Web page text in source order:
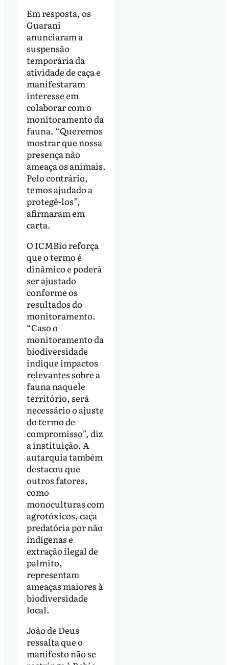
Em resposta, os
Guarani
anunciaram a
suspensão
temporária da
atividade de caça e
manifestaram
interesse em
colaborar com o
monitoramento da
fauna. “Queremos
mostrar que nossa
presença não
ameaça os animais.
Pelo contrário,
temos ajudado a
protegê-los”,
afirmaram em
carta.
O ICMBio reforça
que o termo é
dinâmico e poderá
ser ajustado
conforme os
resultados do
monitoramento.
“Caso o
monitoramento da
biodiversidade
indique impactos
relevantes sobre a
fauna naquele
território, será
necessário o ajuste
do termo de
compromisso”, diz
a instituição. A
autarquia também
destacou que
outros fatores,
como
monoculturas com
agrotóxicos, caça
predatória por não
indígenas e
extração ilegal de
palmito,
representam
ameaças maiores à
biodiversidade
local.
João de Deus
ressalta que o
manifesto não se